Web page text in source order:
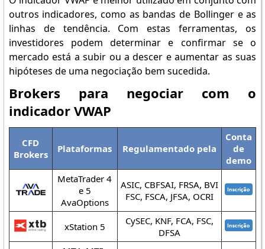
outros indicadores, como as bandas de Bollinger e as
linhas de tendência. Com estas ferramentas, os
investidores podem determinar e confirmar se o
mercado está a subir ou a descer e aumentar as suas
hipóteses de uma negociação bem sucedida.
Brokers para negociar com o
indicador VWAP
CFD
Brokers
Plataformas Regulamentado pela
Conta
de
demo
MetaTrader 4
e 5
AvaOptions
ASIC, CBFSAI, FRSA, BVI
FSC, FSCA, JFSA, OCRI
xStation 5
CySEC, KNF, FCA, FSC,
DFSA